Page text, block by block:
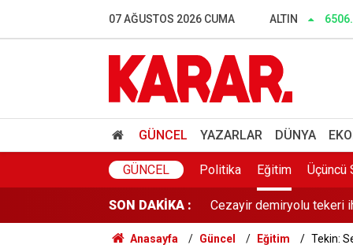
07 AĞUSTOS 2026 CUMA ALTIN
GÜNCEL YAZARLAR DÜNYA
GÜNCEL Politika Eğitim Üçüncü
SON DAKİKA :
SONAR anketinde Yeni
Tahliye edilen
Cezayir demiryolu tekeri
Günaydın YENİ Parti
Anasayfa Güncel Eğitim Tekin: